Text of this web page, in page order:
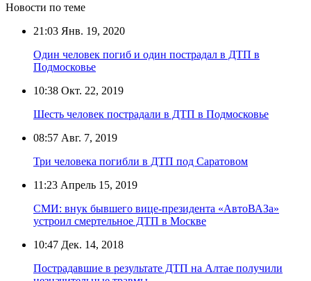
Новости по теме
21:03 Янв. 19, 2020
Один человек погиб и один пострадал в ДТП в
Подмосковье
10:38 Окт. 22, 2019
Шесть человек пострадали в ДТП в Подмосковье
08:57 Авг. 7, 2019
Три человека погибли в ДТП под Саратовом
11:23 Апрель 15, 2019
СМИ: внук бывшего вице-президента «АвтоВАЗа»
устроил смертельное ДТП в Москве
10:47 Дек. 14, 2018
Пострадавшие в результате ДТП на Алтае получили